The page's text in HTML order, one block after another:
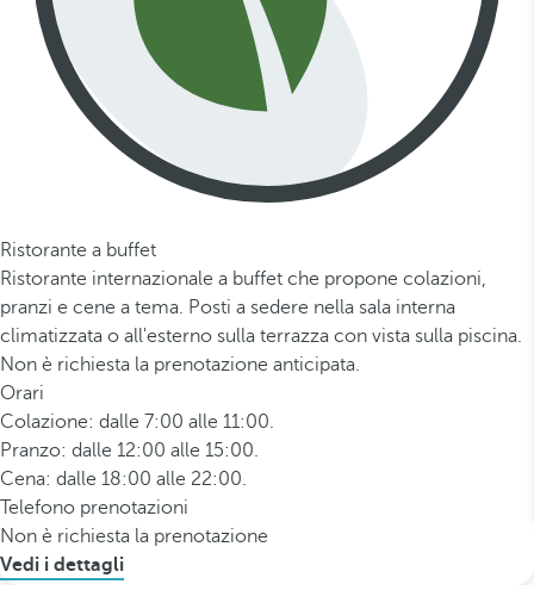
Ristorante a buffet
Ristorante internazionale a buffet che propone colazioni,
pranzi e cene a tema. Posti a sedere nella sala interna
climatizzata o all'esterno sulla terrazza con vista sulla piscina.
Non è richiesta la prenotazione anticipata.
Orari
Colazione: dalle 7:00 alle 11:00.
Pranzo: dalle 12:00 alle 15:00.
Cena: dalle 18:00 alle 22:00.
Telefono prenotazioni
Non è richiesta la prenotazione
Vedi i dettagli